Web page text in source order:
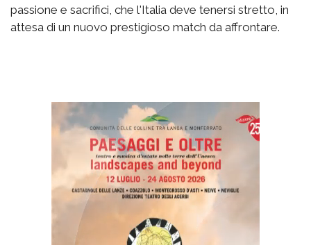
passione e sacrifici, che l'Italia deve tenersi stretto, in
attesa di un nuovo prestigioso match da affrontare.